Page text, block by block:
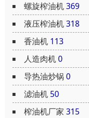
螺旋榨油机369
液压榨油机318
香油机 113
人造肉机0
导热油炒锅 0
滤油机 50
榨油机厂家 315